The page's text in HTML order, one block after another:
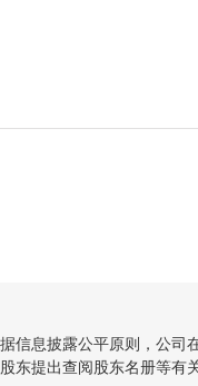
息披露公平原则，公司
东提出查阅股东名册等有